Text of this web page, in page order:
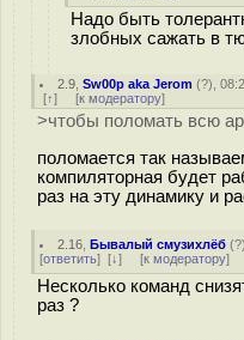
Надо быть
злобных сажать в
2.9 ,Sw00p aka Jerom (?),
[↑] [к модератору]
>чтобы поломать всю
поломается так
компиляторная будет
раз на эту динамику и
2.16 ,Бывалый смузихлёб (?
[ответить] [↓] [к модератору]
Несколько команд
раз ?